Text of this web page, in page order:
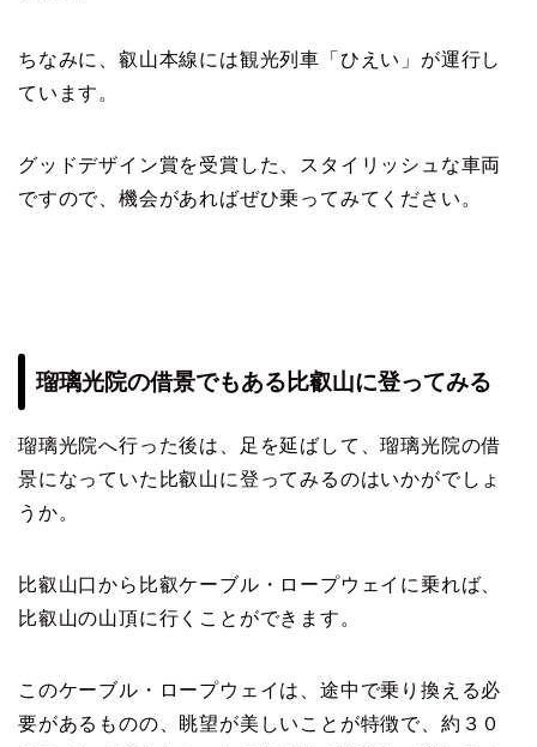
ちなみに、叡山本線には観光列車「ひえい」が運行し
ています。
グッドデザイン賞を受賞した、スタイリッシュな車両
ですので、機会があればぜひ乗ってみてください。
瑠璃光院の借景でもある比叡山に登ってみる
瑠璃光院へ行った後は、足を延ばして、瑠璃光院の借
景になっていた比叡山に登ってみるのはいかがでしょ
うか。
比叡山口から比叡ケーブル・ロープウェイに乗れば、
比叡山の山頂に行くことができます。
このケーブル・ロープウェイは、途中で乗り換える必
要があるものの、眺望が美しいことが特徴で、約３０